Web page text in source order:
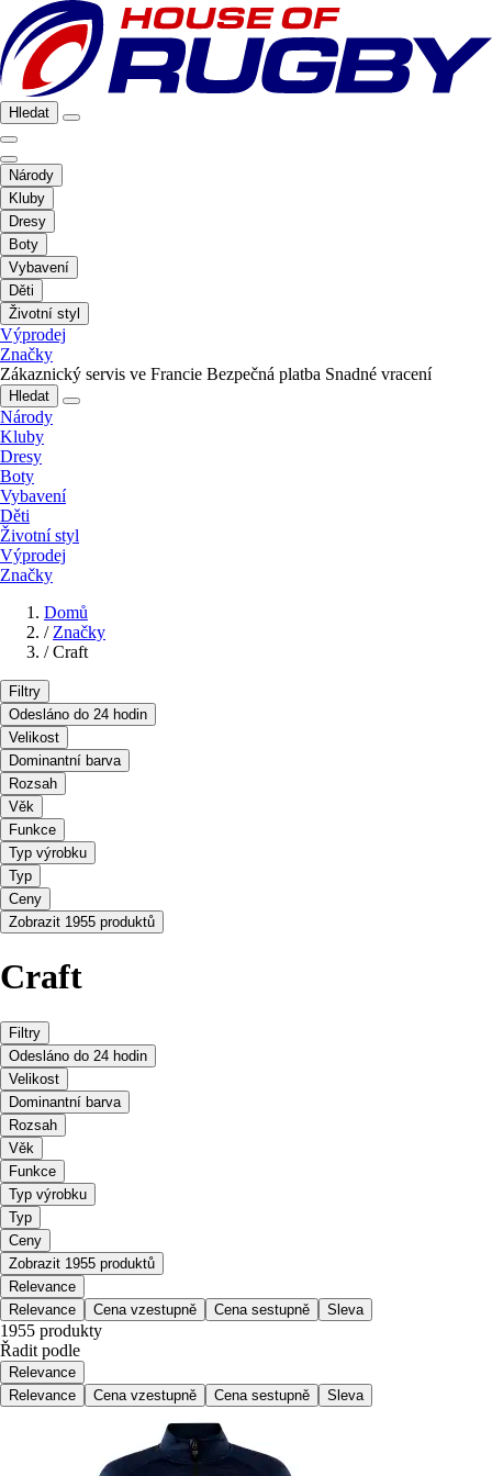
Hledat
Národy
Kluby
Dresy
Boty
Vybavení
Děti
Životní styl
Výprodej
Značky
Zákaznický servis ve Francie Bezpečná platba Snadné vracení
Hledat
Národy
Kluby
Dresy
Boty
Vybavení
Děti
Životní styl
Výprodej
Značky
Domů
/ Značky
/ Craft
Filtry
Odesláno do 24 hodin
Velikost
Dominantní barva
Rozsah
Věk
Funkce
Typ výrobku
Typ
Ceny
Zobrazit 1955 produktů
Craft
Filtry
Odesláno do 24 hodin
Velikost
Dominantní barva
Rozsah
Věk
Funkce
Typ výrobku
Typ
Ceny
Zobrazit 1955 produktů
Relevance
Relevance
Cena vzestupně Cena sestupně Sleva
1955 produkty
Řadit podle
Relevance
Relevance
Cena vzestupně Cena sestupně Sleva